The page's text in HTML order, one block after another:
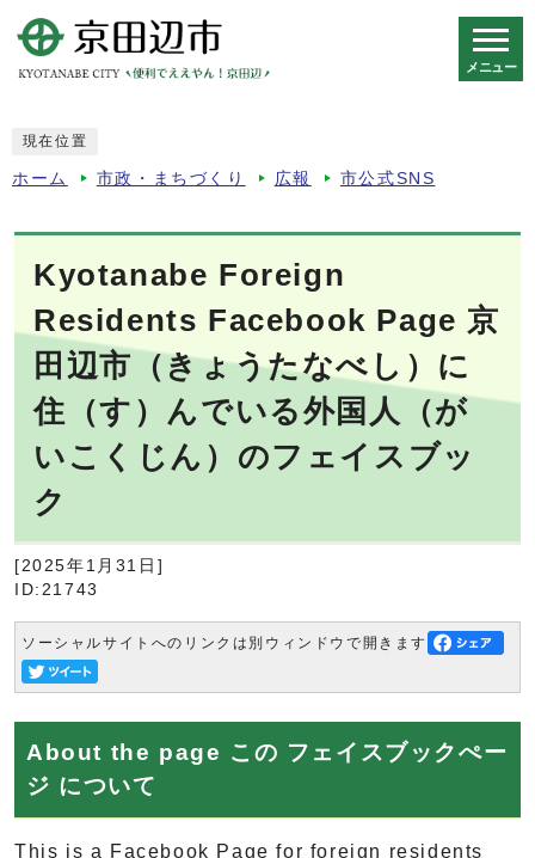
メニュー
現在位置
ホーム 市政・まちづくり 広報 市公式SNS
Kyotanabe Foreign
Residents Facebook Page 京
田辺市（きょうたなべし）に
住（す）んでいる外国人（が
いこくじん）のフェイスブッ
ク
[2025年1月31日]
ID:21743
ソーシャルサイトへのリンクは別ウィンドウで開きます
About the page この フェイスブックぺー
ジ について
This is a Facebook Page for foreign residents